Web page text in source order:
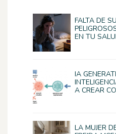
FALTA DE
EN TU
IA
A CREAR
LA MUJER